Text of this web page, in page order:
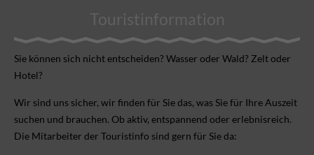
Touristinformation
Sie können sich nicht ent­scheiden? Wasser oder Wald? Zelt oder
Hotel?
Wir sind uns sicher, wir finden für Sie das, was Sie für Ihre Aus­zeit
suchen und brauchen. Ob aktiv, ent­spannend oder erlebnis­reich.
Die Mitarbeiter der Touristinfo sind gern für Sie da: